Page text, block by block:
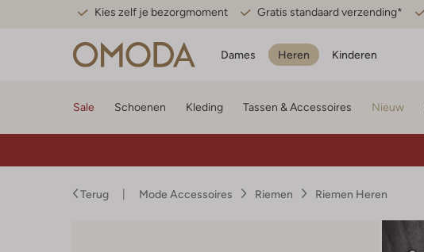
Kies zelf je bezorgmoment Gratis standaard verzending*
Dames Heren Kinderen
Sale Schoenen Kleding Tassen & Accessoires Nieuw
Terug Mode Accessoires Riemen Riemen Heren